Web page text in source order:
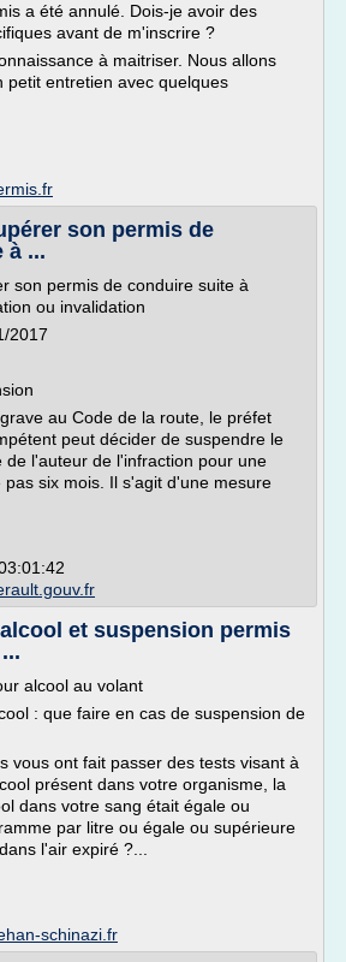
a été annulé. Dois-je avoir des
avant de m'inscrire ?
à maitriser. Nous allons
petit entretien avec quelques
son permis de
à ...
son permis de conduire suite à
ou invalidation
2017
au Code de la route, le préfet
peut décider de suspendre le
de l'auteur de l'infraction pour une
six mois. Il s'agit d'une mesure
et suspension permis
alcool au volant
: que faire en cas de suspension de
vous ont fait passer des tests visant à
présent dans votre organisme, la
dans votre sang était égale ou
par litre ou égale ou supérieure
l'air expiré ?...
schinazi.fr